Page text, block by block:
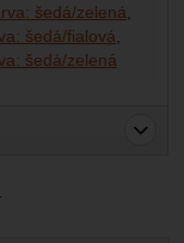
šedá/zelená
šedá/fialová
šedá/zelená